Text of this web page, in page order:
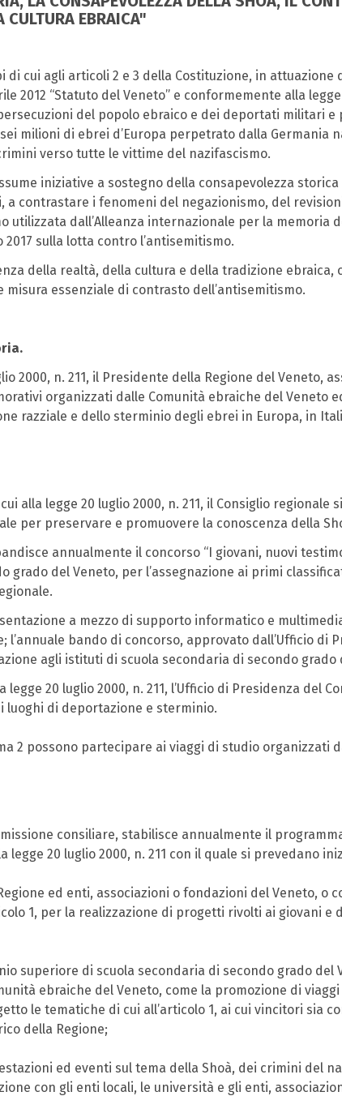
CULTURA EBRAICA"
cui agli articoli 2 e 3 della Costituzione, in attuazione
2012 “Statuto del Veneto” e conformemente alla
del popolo ebraico e dei deportati militari
milioni di ebrei d’Europa perpetrato dalla Germania
verso tutte le vittime del nazifascismo.
iniziative a sostegno della consapevolezza
contrastare i fenomeni del negazionismo, del
dall’Alleanza internazionale per la memoria
sulla lotta contro l’antisemitismo.
della realtà, della cultura e della tradizione
essenziale di contrasto dell’antisemitismo.
2000, n. 211, il Presidente della Regione del Veneto,
organizzati dalle Comunità ebraiche del Veneto
razziale e dello sterminio degli ebrei in Europa, in
alla legge 20 luglio 2000, n. 211, il Consiglio
per preservare e promuovere la conoscenza della
annualmente il concorso “I giovani, nuovi
del Veneto, per l’assegnazione ai primi
a mezzo di supporto informatico e
bando di concorso, approvato dall’Ufficio di
agli istituti di scuola secondaria di secondo
20 luglio 2000, n. 211, l’Ufficio di Presidenza del
luoghi di deportazione e sterminio.
2 possono partecipare ai viaggi di studio organizzati
consiliare, stabilisce annualmente il
20 luglio 2000, n. 211 con il quale si prevedano
ed enti, associazioni o fondazioni del Veneto, o
1, per la realizzazione di progetti rivolti ai giovani e
superiore di scuola secondaria di secondo grado del
ebraiche del Veneto, come la promozione di
le tematiche di cui all’articolo 1, ai cui vincitori sia
della Regione;
ed eventi sul tema della Shoà, dei crimini del
con gli enti locali, le università e gli enti,